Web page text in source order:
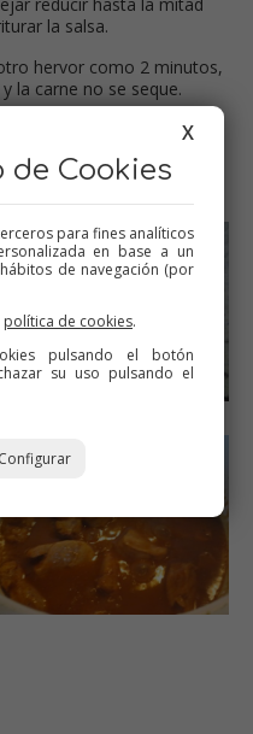
la salsa.
hervor como 2 minutos,
la carne no se seque.
X
Cookies
para fines analíticos
en base a un
de navegación (por
política de cookies.
pulsando el botón
su uso pulsando el
Configurar